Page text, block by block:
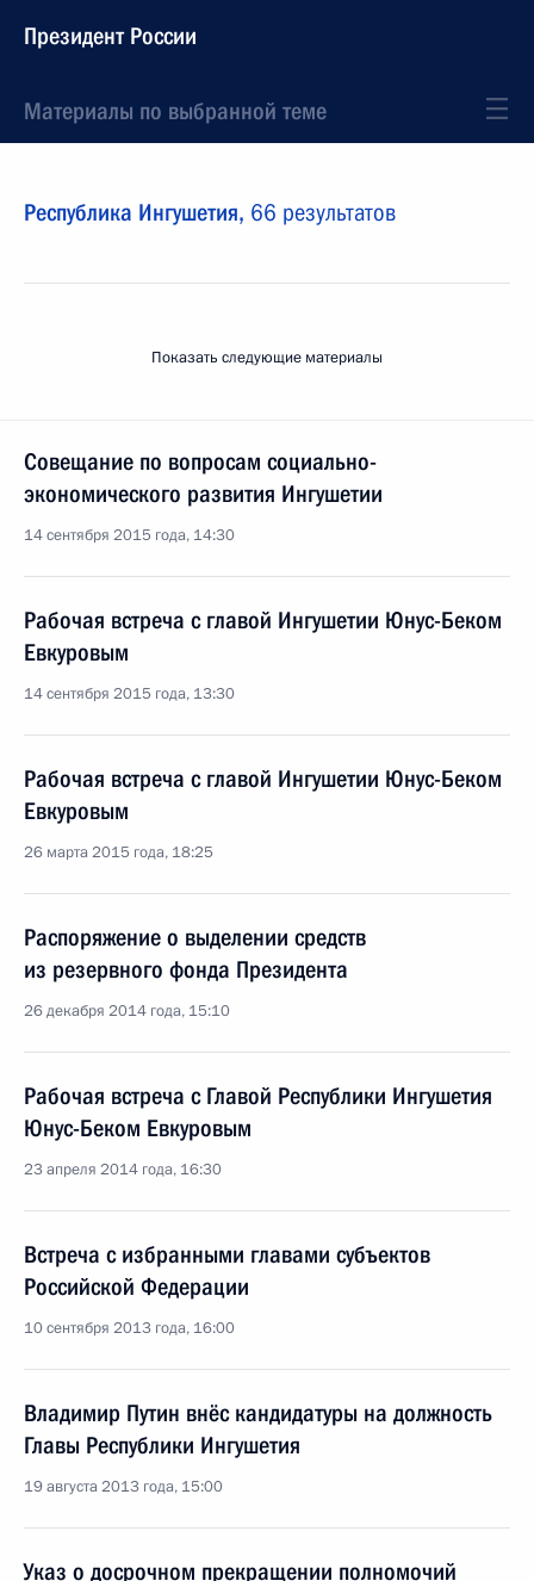
Президент России
Материалы по выбранной теме
Республика Ингушетия, 66 результатов
Показать следующие материалы
Совещание по вопросам социально-
экономического развития Ингушетии
14 сентября 2015 года, 14:30
Рабочая встреча с главой Ингушетии Юнус-Беком
Евкуровым
14 сентября 2015 года, 13:30
Рабочая встреча с главой Ингушетии Юнус-Беком
Евкуровым
26 марта 2015 года, 18:25
Распоряжение о выделении средств
из резервного фонда Президента
26 декабря 2014 года, 15:10
Рабочая встреча с Главой Республики Ингушетия
Юнус-Беком Евкуровым
23 апреля 2014 года, 16:30
Встреча с избранными главами субъектов
Российской Федерации
10 сентября 2013 года, 16:00
Владимир Путин внёс кандидатуры на должность
Главы Республики Ингушетия
19 августа 2013 года, 15:00
Указ о досрочном прекращении полномочий